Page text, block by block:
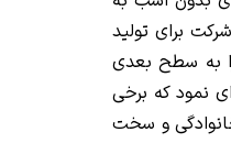
برای تولید
شرکت مگوایرز را به سطح بعدی
نمود که برخی
و سخت